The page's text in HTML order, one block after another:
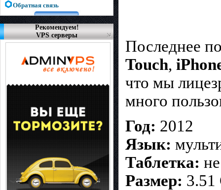
Обратная связь
Рекомендуем!
VPS серверы
Последнее
Touch,
что мы
много
Год: 2012
Язык:
Таблетка:
Размер: 3.51